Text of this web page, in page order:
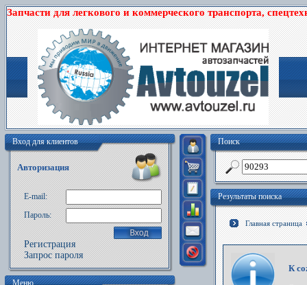
Запчасти для легкового и коммерческого транспорта,
Вход для клиентов
Авторизация
E-mail:
Пароль:
Регистрация
Запрос пароля
Меню
Поиск
Результаты поиска
Главная страница
К